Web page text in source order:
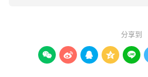
分享到
    